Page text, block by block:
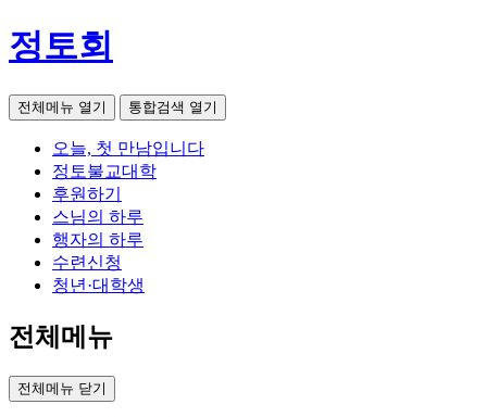
정토회
전체메뉴 열기 통합검색 열기
오늘, 첫 만남입니다
정토불교대학
후원하기
스님의 하루
행자의 하루
수련신청
청년·대학생
전체메뉴
전체메뉴 닫기